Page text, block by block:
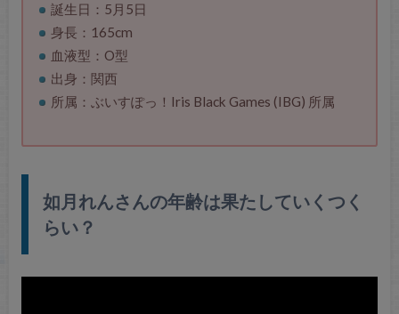
誕生日：5月5日
身長：165cm
血液型：O型
出身：関西
所属：ぶいすぽっ！Iris Black Games (IBG) 所属
如月れんさんの年齢は果たしていくつく
らい？